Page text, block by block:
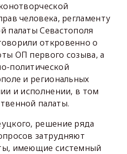
человека, регламенту
палаты Севастополя
откровенно о
ОП первого созыва, а
политической
и региональных
и исполнении, в том
палаты.
решение ряда
затрудняют
имеющие системный